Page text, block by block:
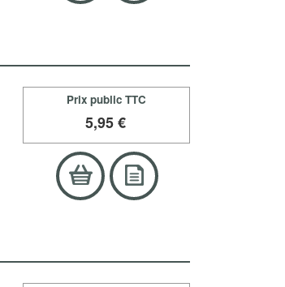
Prix public TTC
5,95 €